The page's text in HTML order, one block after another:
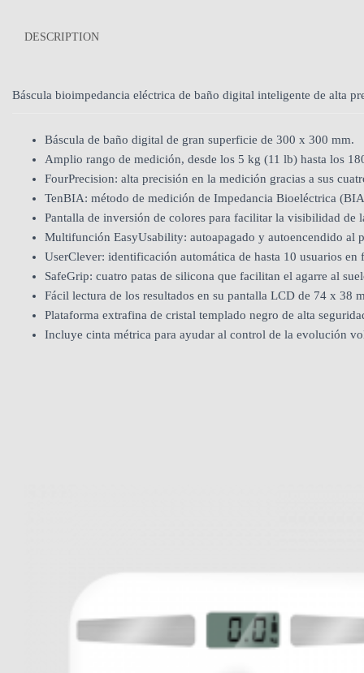
DESCRIPTION
Báscula bioimpedancia eléctrica de baño digital inteligente de alta
Báscula de baño digital de gran superficie de 300 x 300 mm.
Amplio rango de medición, desde los 5 kg (11 lb) hasta los
FourPrecision: alta precisión en la medición gracias a sus
TenBIA: método de medición de Impedancia Bioeléctrica
Pantalla de inversión de colores para facilitar la visibilidad de
Multifunción EasyUsability: autoapagado y autoencendido al
UserClever: identificación automática de hasta 10 usuarios
SafeGrip: cuatro patas de silicona que facilitan el agarre al
Fácil lectura de los resultados en su pantalla LCD de 74 x 38
Plataforma extrafina de cristal templado negro de alta
Incluye cinta métrica para ayudar al control de la evolución